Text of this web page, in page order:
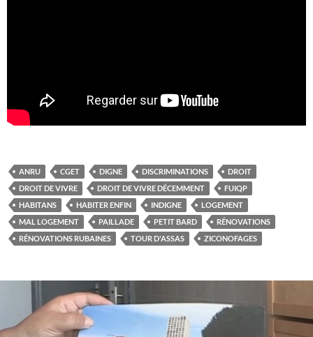
ANRU CGET DIGNE DISCRIMINATIONS
DROIT
DROIT DE VIVRE
DROIT DE VIVRE DÉCEMMENT
FUIQP
HABITANS
HABITER ENFIN INDIGNE
LOGEMENT
MAL LOGEMENT
PAILLADE PETIT BARD
RÉNOVATIONS
RÉNOVATIONS RUBAINES
TOUR D'ASSAS ZICONOFAGES